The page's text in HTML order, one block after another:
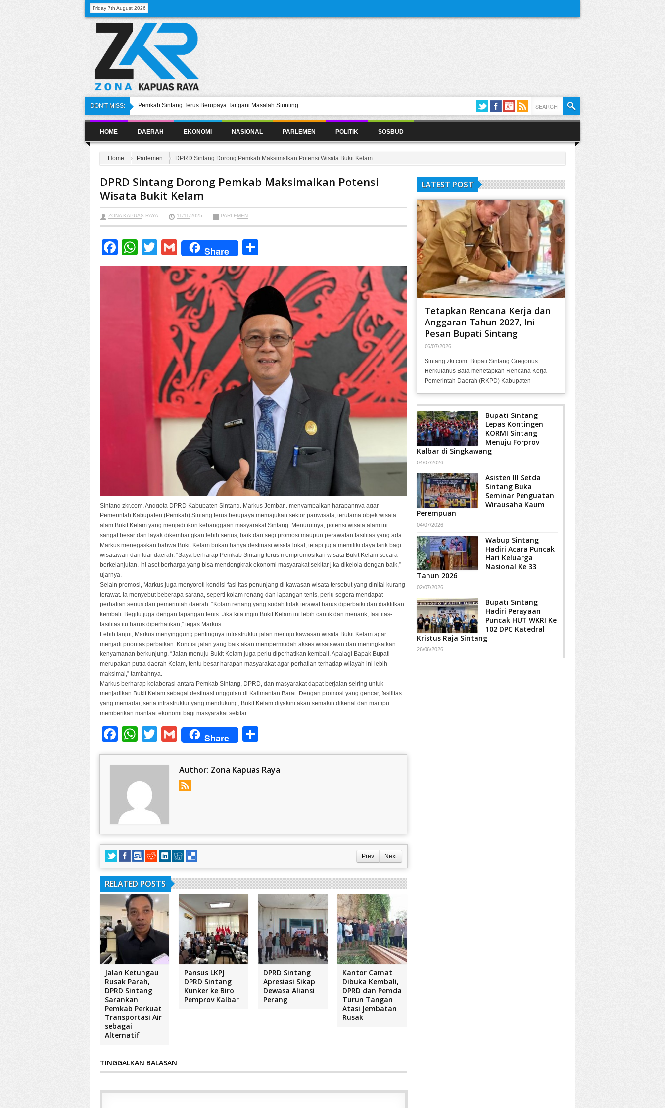
Friday 7th August 2026
DON'T MISS:
Pemkab Sintang Terus Berupaya Tangani Masalah Stunting
Sepan Lebang
Dewan Dorong Pelaksanaan Operasi Pasar Merata ke Semua
Kecamatan
Pemerintah Sintang Sampaikan Jalan Sintang-Senaning Jadi Jalan
Nasional
Direktur RSUD AM Djoen Sampaikan Kamar Penuh Oleh Pasien
HOME DAERAH EKONOMI NASIONAL PARLEMEN POLITIK SOSBUD
Home Parlemen DPRD Sintang Dorong Pemkab Maksimalkan Potensi Wisata Bukit Kelam
DPRD Sintang Dorong Pemkab Maksimalkan Potensi
Wisata Bukit Kelam
ZONA KAPUAS RAYA 11/11/2025 PARLEMEN
Facebook
WhatsApp
TwitterGmail
Share
Sintang zkr.com. Anggota DPRD Kabupaten Sintang, Markus Jembari, menyampaikan harapannya agar
Pemerintah Kabupaten (Pemkab) Sintang terus berupaya memajukan sektor pariwisata, terutama objek wisata
alam Bukit Kelam yang menjadi ikon kebanggaan masyarakat Sintang. Menurutnya, potensi wisata alam ini
sangat besar dan layak dikembangkan lebih serius, baik dari segi promosi maupun perawatan fasilitas yang ada.
Markus menegaskan bahwa Bukit Kelam bukan hanya destinasi wisata lokal, tetapi juga memiliki daya tarik bagi
wisatawan dari luar daerah. “Saya berharap Pemkab Sintang terus mempromosikan wisata Bukit Kelam secara
berkelanjutan. Ini aset berharga yang bisa mendongkrak ekonomi masyarakat sekitar jika dikelola dengan baik,”
ujarnya.
Selain promosi, Markus juga menyoroti kondisi fasilitas penunjang di kawasan wisata tersebut yang dinilai kurang
terawat. Ia menyebut beberapa sarana, seperti kolam renang dan lapangan tenis, perlu segera mendapat
perhatian serius dari pemerintah daerah. “Kolam renang yang sudah tidak terawat harus diperbaiki dan diaktifkan
kembali. Begitu juga dengan lapangan tenis. Jika kita ingin Bukit Kelam ini lebih cantik dan menarik, fasilitas-
fasilitas itu harus diperhatikan,” tegas Markus.
Lebih lanjut, Markus menyinggung pentingnya infrastruktur jalan menuju kawasan wisata Bukit Kelam agar
menjadi prioritas perbaikan. Kondisi jalan yang baik akan mempermudah akses wisatawan dan meningkatkan
kenyamanan berkunjung. “Jalan menuju Bukit Kelam juga perlu diperhatikan kembali. Apalagi Bapak Bupati
merupakan putra daerah Kelam, tentu besar harapan masyarakat agar perhatian terhadap wilayah ini lebih
maksimal,” tambahnya.
Markus berharap kolaborasi antara Pemkab Sintang, DPRD, dan masyarakat dapat berjalan seiring untuk
menjadikan Bukit Kelam sebagai destinasi unggulan di Kalimantan Barat. Dengan promosi yang gencar, fasilitas
yang memadai, serta infrastruktur yang mendukung, Bukit Kelam diyakini akan semakin dikenal dan mampu
memberikan manfaat ekonomi bagi masyarakat sekitar.
Facebook
WhatsApp
TwitterGmail
Share
Author: Zona Kapuas Raya
Prev Next
RELATED POSTS
Jalan Ketungau
Rusak Parah,
DPRD Sintang
Sarankan
Pemkab Perkuat
Transportasi Air
sebagai
Alternatif
Pansus LKPJ
DPRD Sintang
Kunker ke Biro
Pemprov Kalbar
DPRD Sintang
Apresiasi Sikap
Dewasa Aliansi
Perang
Kantor Camat
Dibuka Kembali,
DPRD dan Pemda
Turun Tangan
Atasi Jembatan
Rusak
TINGGALKAN BALASAN
LATEST POST
Tetapkan Rencana Kerja dan
Anggaran Tahun 2027, Ini
Pesan Bupati Sintang
06/07/2026
Sintang zkr.com. Bupati Sintang Gregorius
Herkulanus Bala menetapkan Rencana Kerja
Pemerintah Daerah (RKPD) Kabupaten
Bupati Sintang
Lepas Kontingen
KORMI Sintang
Menuju Forprov
Kalbar di Singkawang
04/07/2026
Asisten III Setda
Sintang Buka
Seminar Penguatan
Wirausaha Kaum
Perempuan
04/07/2026
Wabup Sintang
Hadiri Acara Puncak
Hari Keluarga
Nasional Ke 33
Tahun 2026
02/07/2026
Bupati Sintang
Hadiri Perayaan
Puncak HUT WKRI Ke
102 DPC Katedral
Kristus Raja Sintang
26/06/2026